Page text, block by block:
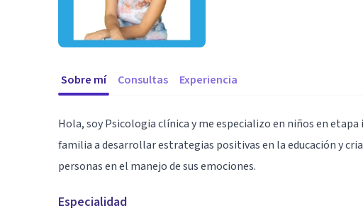
Sobre mí Consultas Experiencia
Hola, soy Psicologia clínica y me especializo en niños en etapa
familia a desarrollar estrategias positivas en la educación y
personas en el manejo de sus emociones.
Especialidad